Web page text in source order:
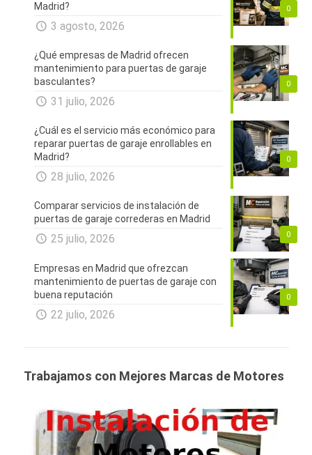
0
Madrid?
3 agosto, 2026
0
¿Qué empresas de Madrid ofrecen
mantenimiento para puertas de garaje
basculantes?
31 julio, 2026
0
¿Cuál es el servicio más económico para
reparar puertas de garaje enrollables en
Madrid?
28 julio, 2026
0
Comparar servicios de instalación de
puertas de garaje correderas en Madrid
25 julio, 2026
0
Empresas en Madrid que ofrezcan
mantenimiento de puertas de garaje con
buena reputación
22 julio, 2026
Trabajamos con Mejores Marcas de Motores